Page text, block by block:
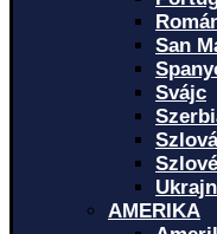
San
Svájc
AMERIKA